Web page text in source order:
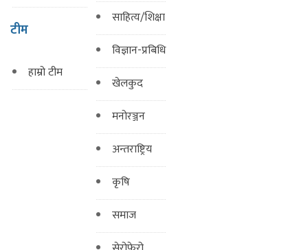
टीम
हाम्रो टीम
साहित्य/शिक्षा
विज्ञान-प्रबिधि
खेलकुद
मनोरञ्जन
अन्तराष्ट्रिय
कृषि
समाज